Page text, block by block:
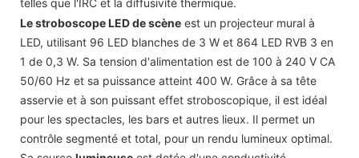
Le stroboscope LED de scène est un projecteur mural à
LED, utilisant 96 LED blanches de 3 W et 864 LED RVB 3 en
1 de 0,3 W. Sa tension d'alimentation est de 100 à 240 V CA
50/60 Hz et sa puissance atteint 400 W. Grâce à sa tête
asservie et à son puissant effet stroboscopique, il est idéal
pour les spectacles, les bars et autres lieux. Il permet un
contrôle segmenté et total, pour un rendu lumineux optimal.